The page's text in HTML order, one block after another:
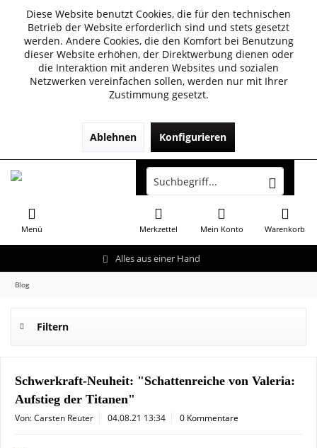
Diese Website benutzt Cookies, die für den technischen
Betrieb der Website erforderlich sind und stets gesetzt
werden. Andere Cookies, die den Komfort bei Benutzung
dieser Website erhöhen, der Direktwerbung dienen oder
die Interaktion mit anderen Websites und sozialen
Netzwerken vereinfachen sollen, werden nur mit Ihrer
Zustimmung gesetzt.
Ablehnen Konfigurieren
Alles aus einer Hand
Menü Warenkorb
Merkzettel Mein Konto
Blog
Filtern
Schwerkraft-Neuheit: "Schattenreiche von Valeria:
Aufstieg der Titanen"
Von: Carsten Reuter 04.08.21 13:34 0 Kommentare